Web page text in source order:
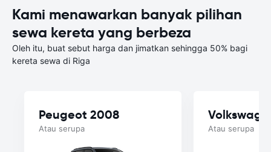
Kami menawarkan banyak pilihan
sewa kereta yang berbeza
Oleh itu, buat sebut harga dan jimatkan sehingga 50% bagi
kereta sewa di Riga
Peugeot 2008
Atau serupa Atau serupa